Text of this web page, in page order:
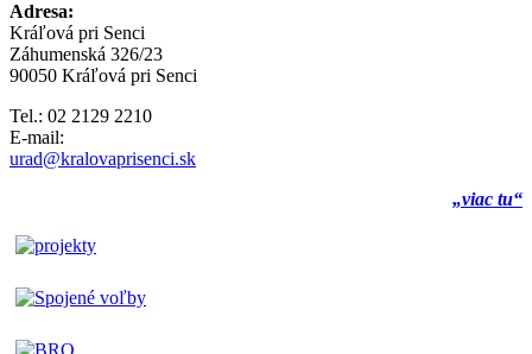
Adresa:
Kráľová pri Senci
Záhumenská 326/23
90050 Kráľová pri Senci
Tel.: 02 2129 2210
E-mail:
urad@kralovaprisenci.sk
„viac tu“